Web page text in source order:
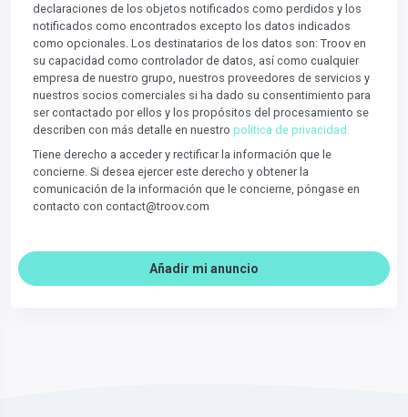
declaraciones de los objetos notificados como perdidos y los
notificados como encontrados excepto los datos indicados
como opcionales. Los destinatarios de los datos son: Troov en
su capacidad como controlador de datos, así como cualquier
empresa de nuestro grupo, nuestros proveedores de servicios y
nuestros socios comerciales si ha dado su consentimiento para
ser contactado por ellos y los propósitos del procesamiento se
describen con más detalle en nuestro política de privacidad.
Tiene derecho a acceder y rectificar la información que le
concierne. Si desea ejercer este derecho y obtener la
comunicación de la información que le concierne, póngase en
contacto con contact@troov.com
Añadir mi anuncio